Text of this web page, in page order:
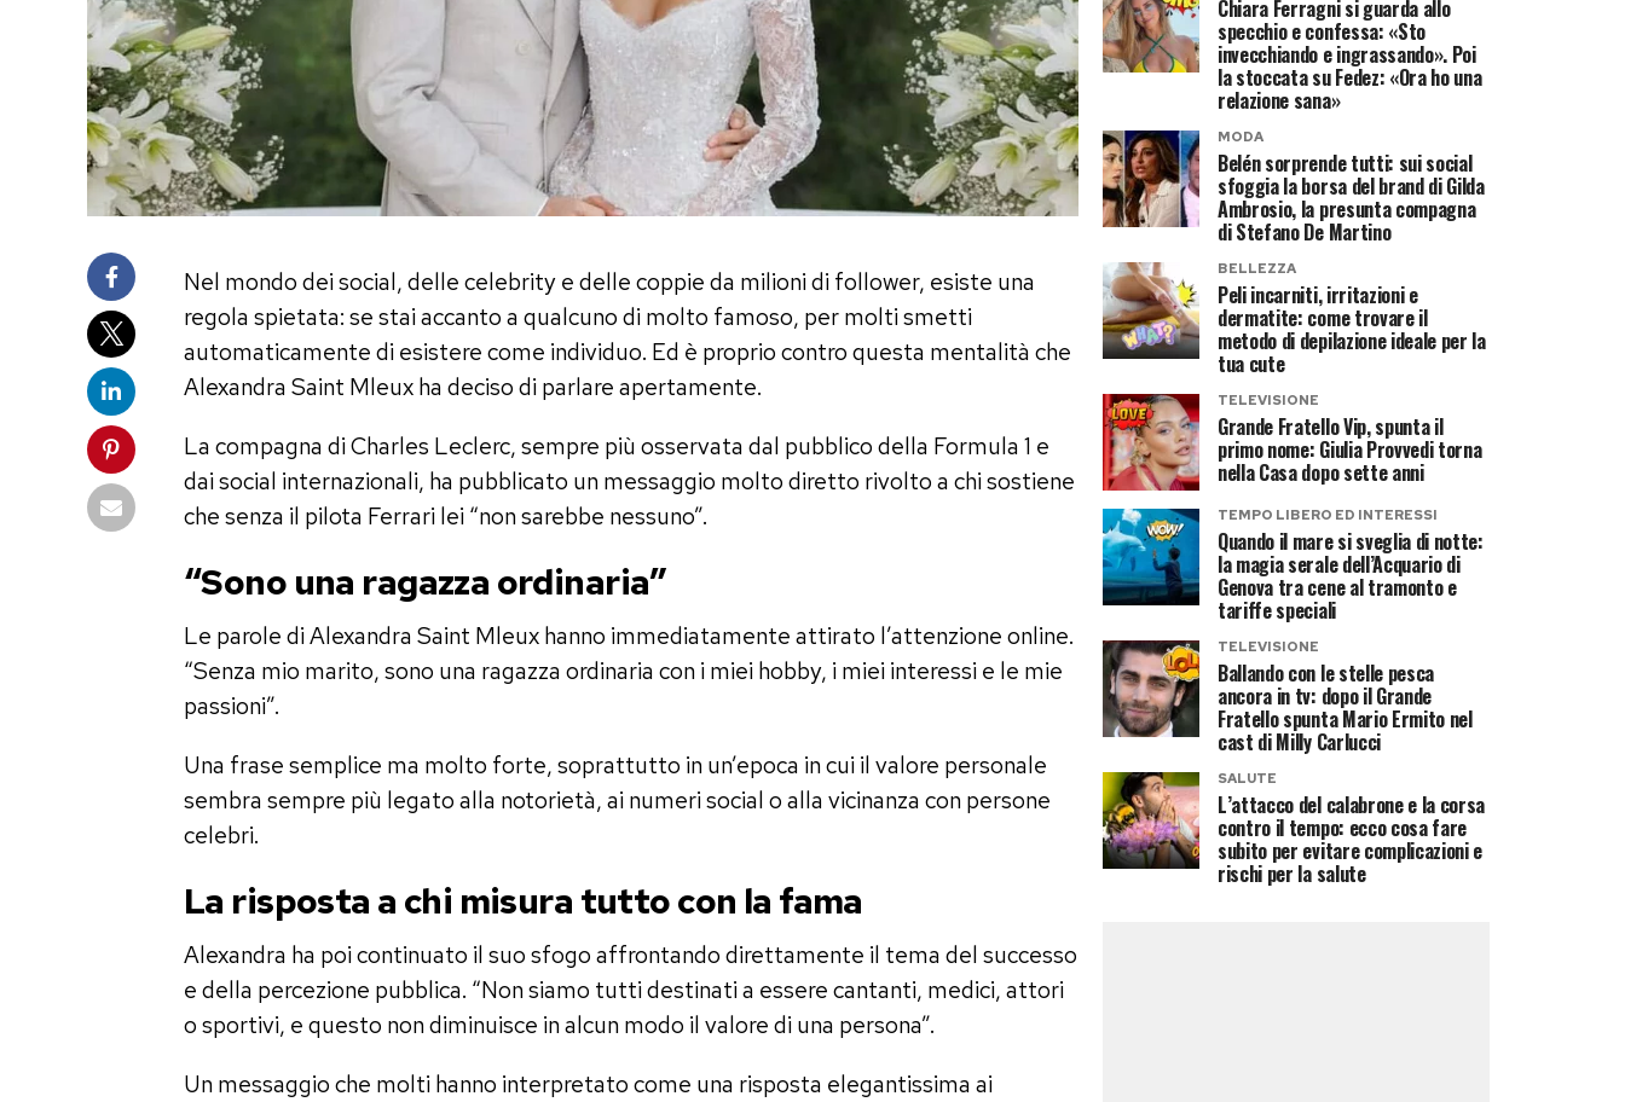
Nel mondo dei social, delle celebrity e delle coppie da milioni di follower, esiste una
regola spietata: se stai accanto a qualcuno di molto famoso, per molti smetti
automaticamente di esistere come individuo. Ed è proprio contro questa mentalità che
Alexandra Saint Mleux ha deciso di parlare apertamente.
La compagna di Charles Leclerc, sempre più osservata dal pubblico della Formula 1 e
dai social internazionali, ha pubblicato un messaggio molto diretto rivolto a chi sostiene
che senza il pilota Ferrari lei “non sarebbe nessuno”.
“Sono una ragazza ordinaria”
Le parole di Alexandra Saint Mleux hanno immediatamente attirato l’attenzione online.
“Senza mio marito, sono una ragazza ordinaria con i miei hobby, i miei interessi e le mie
passioni”.
Una frase semplice ma molto forte, soprattutto in un’epoca in cui il valore personale
sembra sempre più legato alla notorietà, ai numeri social o alla vicinanza con persone
celebri.
La risposta a chi misura tutto con la fama
Alexandra ha poi continuato il suo sfogo affrontando direttamente il tema del successo
e della percezione pubblica. “Non siamo tutti destinati a essere cantanti, medici, attori
o sportivi, e questo non diminuisce in alcun modo il valore di una persona”.
Un messaggio che molti hanno interpretato come una risposta elegantissima ai
Chiara Ferragni si guarda allo
specchio e confessa: «Sto
invecchiando e ingrassando». Poi
la stoccata su Fedez: «Ora ho una
relazione sana»
MODA
Belén sorprende tutti: sui social
sfoggia la borsa del brand di Gilda
Ambrosio, la presunta compagna
di Stefano De Martino
BELLEZZA
Peli incarniti, irritazioni e
dermatite: come trovare il
metodo di depilazione ideale per la
tua cute
TELEVISIONE
Grande Fratello Vip, spunta il
primo nome: Giulia Provvedi torna
nella Casa dopo sette anni
TEMPO LIBERO ED INTERESSI
Quando il mare si sveglia di notte:
la magia serale dell’Acquario di
Genova tra cene al tramonto e
tariffe speciali
TELEVISIONE
Ballando con le stelle pesca
ancora in tv: dopo il Grande
Fratello spunta Mario Ermito nel
cast di Milly Carlucci
SALUTE
L’attacco del calabrone e la corsa
contro il tempo: ecco cosa fare
subito per evitare complicazioni e
rischi per la salute